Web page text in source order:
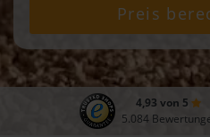
Preis
4,93 von 5
5.084